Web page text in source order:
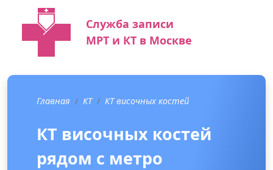
Служба записи
МРТ и КТ в Москве
Главная КТ КТ височных костей
КТ височных костей
рядом с метро